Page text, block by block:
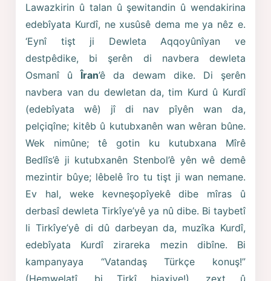
Lawazkirin û talan û şewitandin û wendakirina
edebîyata Kurdî, ne xusûsê dema me ya nêz e.
‘Eynî tişt ji Dewleta Aqqoyûnîyan ve
destpêdike, bi şerên di navbera dewleta
Osmanî ûÎran’ê da dewam dike. Di şerên
navbera van du dewletan da, tim Kurd û Kurdî
(edebîyata wê) jî di nav pîyên wan da,
pelçiqîne; kitêb û kutubxanên wan wêran bûne.
Wek nimûne; tê gotin ku kutubxana Mîrê
Bedlîs’ê ji kutubxanên Stenbol’ê yên wê demê
mezintir bûye; lêbelê îro tu tişt ji wan nemane.
Ev hal, weke kevneşopîyekê dibe mîras û
derbasî dewleta Tirkîye’yê ya nû dibe. Bi taybetî
li Tirkîye’yê di dû darbeyan da, muzîka Kurdî,
edebîyata Kurdî zirareka mezin dibîne. Bi
kampanyaya “Vatandaş Türkçe konuş!”
(Hemwelatî, bi Tirkî biaxive!), zext û